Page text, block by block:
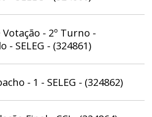
Votação - 2º Turno -
- SELEG - (324861)
- 1 - SELEG - (324862)